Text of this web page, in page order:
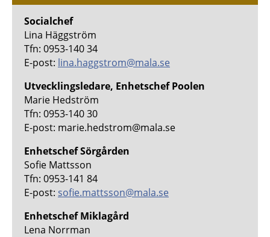
Socialchef
Lina Häggström
Tfn: 0953-140 34
E-post: lina.haggstrom@mala.se
Utvecklingsledare, Enhetschef Poolen
Marie Hedström
Tfn: 0953-140 30
E-post: marie.hedstrom@mala.se
Enhetschef Sörgården
Sofie Mattsson
Tfn: 0953-141 84
E-post: sofie.mattsson@mala.se
Enhetschef Miklagård
Lena Norrman